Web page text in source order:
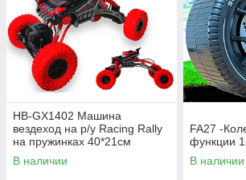
HB-GX1402 Машина
вездеход на р/у Racing Rally
на пружинках 40*21см
В наличии
FA27 -
функции
В наличии